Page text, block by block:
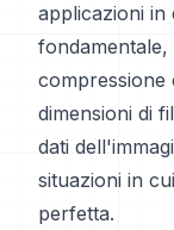
applicazioni in
fondamentale,
compressione
dimensioni di
dati
situazioni in
perfetta.